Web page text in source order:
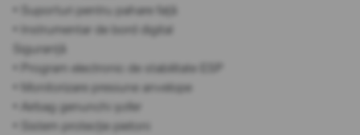
• Suporturi pentru pahare față
• Instrumentar de bord digital
Siguranță
• Program electronic de stabilitate ESP
• Monitorizare presiune anvelope
• Airbag genunchi șofer
• Sistem protecție pietoni